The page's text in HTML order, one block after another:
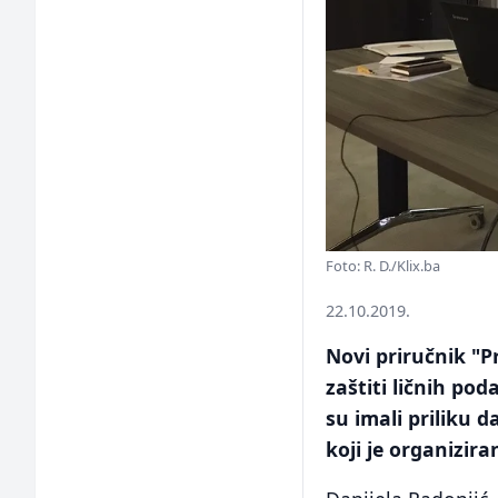
Foto: R. D./Klix.ba
22.10.2019.
Novi priručnik
zaštiti ličnih
su imali priliku
koji je